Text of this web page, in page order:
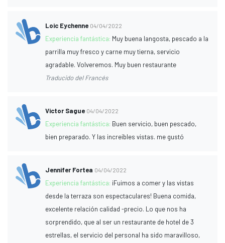
Loic Eychenne 04/04/2022
Experiencia fantástica: Muy buena langosta, pescado a la
parrilla muy fresco y carne muy tierna, servicio
agradable. Volveremos. Muy buen restaurante
Traducido del Francés
Victor Sague 04/04/2022
Experiencia fantástica: Buen servicio, buen pescado,
bien preparado. Y las increíbles vistas. me gustó
Jennifer Fortea 04/04/2022
Experiencia fantástica: ¡Fuimos a comer y las vistas
desde la terraza son espectaculares! Buena comida,
excelente relación calidad -precio. Lo que nos ha
sorprendido, que al ser un restaurante de hotel de 3
estrellas, el servicio del personal ha sido maravilloso,